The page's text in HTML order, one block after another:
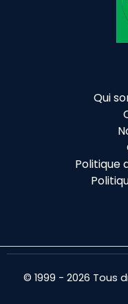
Qui
Politique
© 1999 - 2026 Tous